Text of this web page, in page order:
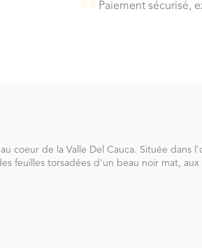
Paiement sécurisé,
coeur de la Valle Del Cauca. Située
feuilles torsadées d'un beau noir mat,